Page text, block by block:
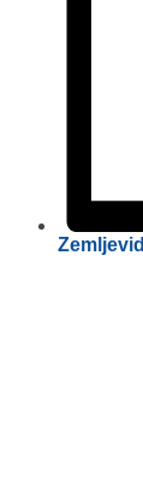
Zemljevid